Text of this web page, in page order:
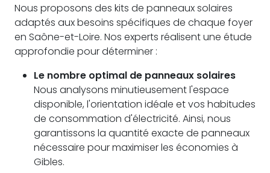
Nous proposons des kits de panneaux solaires
adaptés aux besoins spécifiques de chaque foyer
en Saône-et-Loire. Nos experts réalisent une étude
approfondie pour déterminer :
Le nombre optimal de panneaux solaires
Nous analysons minutieusement l'espace
disponible, l'orientation idéale et vos habitudes
de consommation d'électricité. Ainsi, nous
garantissons la quantité exacte de panneaux
nécessaire pour maximiser les économies à
Gibles.